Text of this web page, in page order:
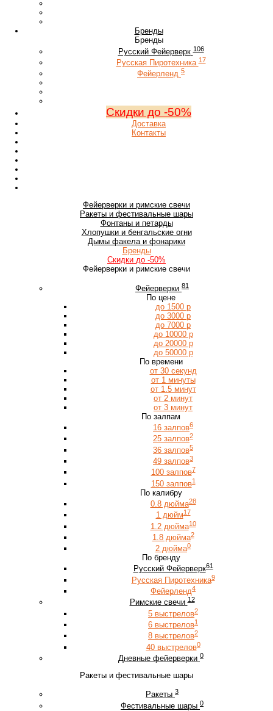
Бренды
Бренды
Русский Фейерверк 106
Русская Пиротехника 17
Фейерленд 5
Скидки до -50%
Доставка
Контакты
Фейерверки и римские свечи
Ракеты и фестивальные шары
Фонтаны и петарды
Хлопушки и бенгальские огни
Дымы факела и фонарики
Бренды
Скидки до -50%
Фейерверки и римские свечи
Фейерверки 81
По цене
до 1500 р
до 3000 р
до 7000 р
до 10000 р
до 20000 р
до 50000 р
По времени
от 30 секунд
от 1 минуты
от 1.5 минут
от 2 минут
от 3 минут
По залпам
16 залпов6
25 залпов2
36 залпов5
49 залпов3
100 залпов7
150 залпов1
По калибру
0.8 дюйма28
1 дюйм17
1.2 дюйма10
1.8 дюйма2
2 дюйма0
По бренду
Русский Фейерверк61
Русская Пиротехника9
Фейерленд4
Римские свечи 12
5 выстрелов2
6 выстрелов1
8 выстрелов2
40 выстрелов0
Дневные фейерверки 0
Ракеты и фестивальные шары
Ракеты 3
Фестивальные шары 0